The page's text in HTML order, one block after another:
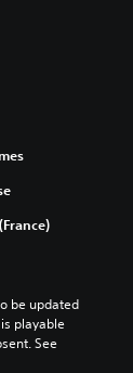
be updated
playable
See